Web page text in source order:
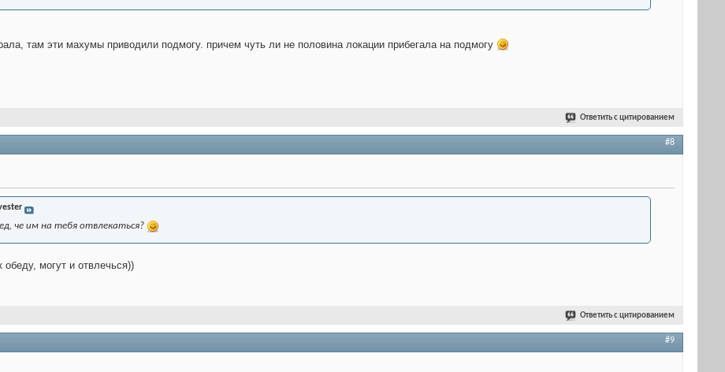
там эти махумы приводили подмогу. причем чуть ли не половина локации прибегала на подмогу
Ответить с цитированием
#8
че им на тебя отвлекаться?
могут и отвлечься))
Ответить с цитированием
#9